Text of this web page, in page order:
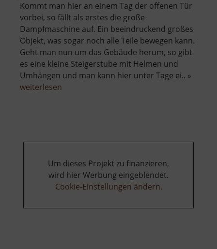
Kommt man hier an einem Tag der offenen Tür
vorbei, so fällt als erstes die große
Dampfmaschine auf. Ein beeindruckend großes
Objekt, was sogar noch alle Teile bewegen kann.
Geht man nun um das Gebäude herum, so gibt
es eine kleine Steigerstube mit Helmen und
Umhängen und man kann hier unter Tage ei.. »
weiterlesen
Um dieses Projekt zu finanzieren,
wird hier Werbung eingeblendet.
Cookie-Einstellungen ändern.